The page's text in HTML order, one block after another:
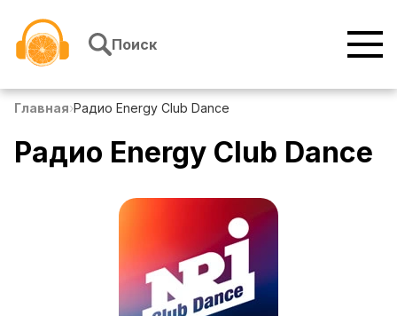
Поиск
Главная›Радио Energy Club Dance
Радио Energy Club Dance